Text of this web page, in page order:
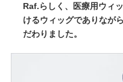
Raf.らしく、医療用ウィ
けるウィッグでありなが
だわりました。